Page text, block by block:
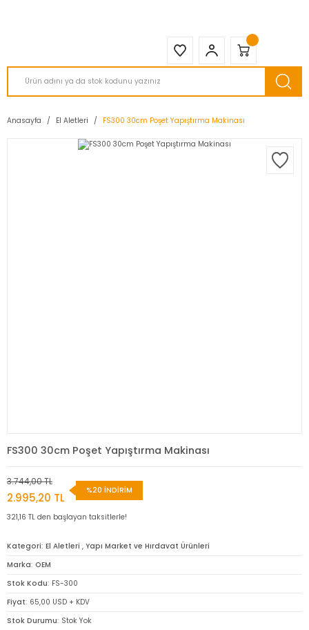
Anasayfa El Aletleri FS300 30cm Poşet Yapıştırma Makinası
FS300 30cm Poşet Yapıştırma Makinası
3.744,00 TL
2.995,20 TL
%20 İNDİRİM
321,16 TL den başlayan taksitlerle!
Kategori El Aletleri , Yapı Market ve Hırdavat Ürünleri
Marka OEM
Stok Kodu FS-300
Fiyat 65,00 USD + KDV
Stok Durumu Stok Yok